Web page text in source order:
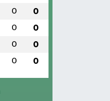
0 0
0 0
0 0
0 0